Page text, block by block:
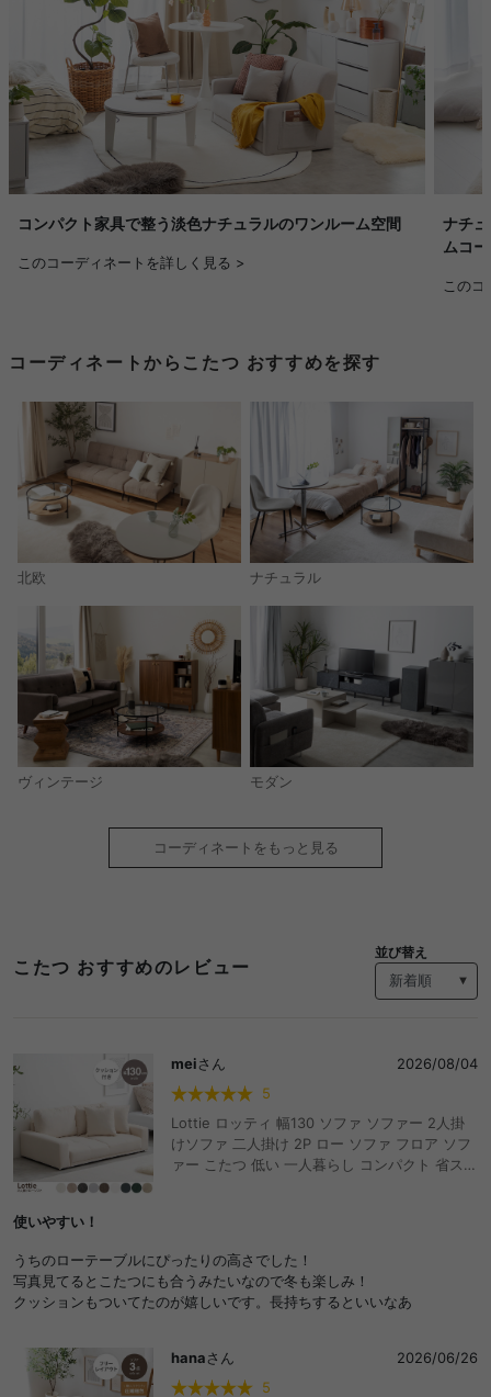
コンパクト家具で整う淡色ナチュラルのワンルーム空間
このコーディネートを詳しく見る >
ナチ
ムコ
この
コーディネートからこたつ おすすめを探す
北欧 ナチュラル
ヴィンテージ モダン
コーディネートをもっと見る
こたつ おすすめのレビュー
並び替え
meiさん
2026/08/04
5
Lottie ロッティ 幅130 ソファ ソファー 2人掛
けソファ 二人掛け 2P ロー ソファ フロア ソフ
ァー こたつ 低い 一人暮らし コンパクト 省スペ
使いやすい！
うちのローテーブルにぴったりの高さでした！
写真見てるとこたつにも合うみたいなので冬も楽しみ！
クッションもついてたのが嬉しいです。長持ちするといいなあ
hanaさん
2026/06/26
5